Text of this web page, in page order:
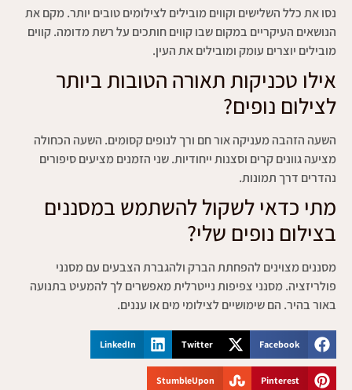
נסו את כלל השלישים וקווים מובילים לצילומים טובים יותר. מקם את
הנושאים העיקריים במקום שבו קווים חותכים על רשת מדומה. קווים
מובילים יוצרים עומק ומובילים את העין.
אילו טכניקות תאורה הטובות ביותר
לצילום נופים?
השעה הזהבה מעניקה אור חם ורך לנופים קסומים. השעה הכחולה
מציעה גוונים קרים וסצנות ייחודיות. שני הזמנים מציעים סיפורים
נהדרים דרך תמונות.
מתי כדאי לשקול להשתמש במסננים
בצילום נופים שלי?
מסננים מצוינים להפחתת הברק ולהגברת הצבעים עם מסנני
פולריזציה. מסנני צפיפות נייטרלית מאפשרים לך להמעיט בתנועה
באור בהיר. הם שימושיים לצילומי מים או עננים.
Facebook
Twitter
LinkedIn
Pinterest
StumbleUpon